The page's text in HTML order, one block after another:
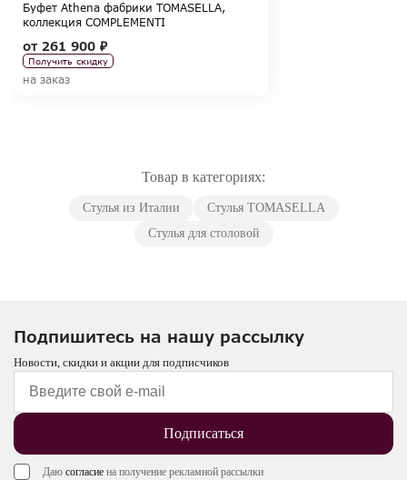
Буфет Athena фабрики TOMASELLA,
коллекция COMPLEMENTI
от261 900 ₽
Получить скидку
на заказ
Товар в категориях:
Стулья из Италии
Стулья TOMASELLA
Стулья для столовой
Подпишитесь на нашу рассылку
Новости, скидки и акции для подписчиков
Подписаться
Даю согласие на получение рекламной рассылки